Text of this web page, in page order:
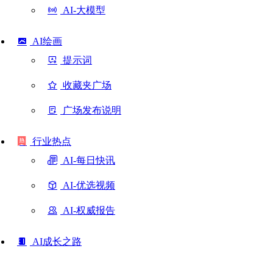
AI-大模型
AI绘画
提示词
收藏夹广场
广场发布说明
行业热点
AI-每日快讯
AI-优选视频
AI-权威报告
AI成长之路